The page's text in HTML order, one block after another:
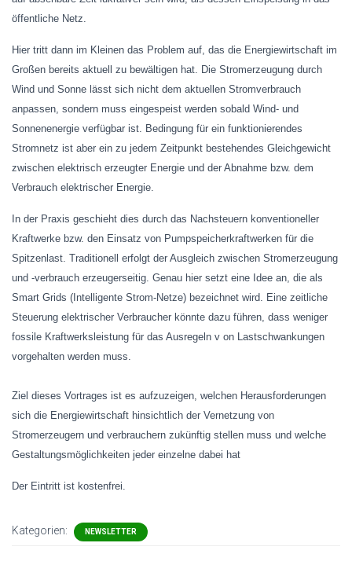
öffentliche Netz.
Hier tritt dann im Kleinen das Problem auf, das die Energiewirtschaft im
Großen bereits aktuell zu bewältigen hat. Die Stromerzeugung durch
Wind und Sonne lässt sich nicht dem aktuellen Stromverbrauch
anpassen, sondern muss eingespeist werden sobald Wind- und
Sonnenenergie verfügbar ist. Bedingung für ein funktionierendes
Stromnetz ist aber ein zu jedem Zeitpunkt bestehendes Gleichgewicht
zwischen elektrisch erzeugter Energie und der Abnahme bzw. dem
Verbrauch elektrischer Energie.
In der Praxis geschieht dies durch das Nachsteuern konventioneller
Kraftwerke bzw. den Einsatz von Pumpspeicherkraftwerken für die
Spitzenlast. Traditionell erfolgt der Ausgleich zwischen Stromerzeugung
und -verbrauch erzeugerseitig. Genau hier setzt eine Idee an, die als
Smart Grids (Intelligente Strom-Netze) bezeichnet wird. Eine zeitliche
Steuerung elektrischer Verbraucher könnte dazu führen, dass weniger
fossile Kraftwerksleistung für das Ausregeln v on Lastschwankungen
vorgehalten werden muss.
Ziel dieses Vortrages ist es aufzuzeigen, welchen Herausforderungen
sich die Energiewirtschaft hinsichtlich der Vernetzung von
Stromerzeugern und verbrauchern zukünftig stellen muss und welche
Gestaltungsmöglichkeiten jeder einzelne dabei hat
Der Eintritt ist kostenfrei.
Kategorien: NEWSLETTER